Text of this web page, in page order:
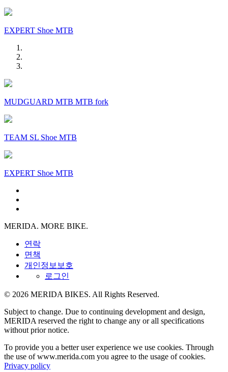
EXPERT Shoe MTB
MUDGUARD MTB MTB fork
TEAM SL Shoe MTB
EXPERT Shoe MTB
MERIDA. MORE BIKE.
연락
면책
개인정보보호
로그인
© 2026 MERIDA BIKES. All Rights Reserved.
Subject to change. Due to continuing development and design,
MERIDA reserved the right to change any or all specifications
without prior notice.
To provide you a better user experience we use cookies. Through
the use of www.merida.com you agree to the usage of cookies.
Privacy policy